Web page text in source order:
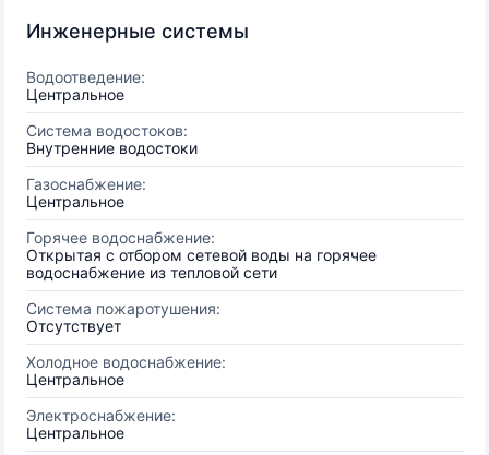
Инженерные системы
Водоотведение:
Центральное
Система водостоков:
Внутренние водостоки
Газоснабжение:
Центральное
Горячее водоснабжение:
Открытая с отбором сетевой воды на горячее
водоснабжение из тепловой сети
Система пожаротушения:
Отсутствует
Холодное водоснабжение:
Центральное
Электроснабжение:
Центральное